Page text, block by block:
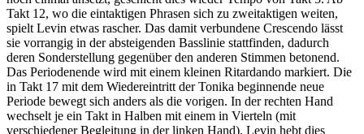
Takt 12, wo die eintaktigen Phrasen sich zu zweitaktigen weiten,
spielt Levin etwas rascher. Das damit verbundene Crescendo lässt
sie vorrangig in der absteigenden Basslinie stattfinden, dadurch
deren Sonderstellung gegenüber den anderen Stimmen betonend.
Das Periodenende wird mit einem kleinen Ritardando markiert. Die
in Takt 17 mit dem Wiedereintritt der Tonika beginnende neue
Periode bewegt sich anders als die vorigen. In der rechten Hand
wechselt je ein Takt in Halben mit einem in Vierteln (mit
verschiedener Begleitung in der linken Hand). Levin hebt dies